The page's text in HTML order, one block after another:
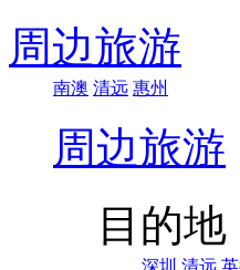
周边旅游
南澳 清远 惠州
周边旅游
目的地
深圳 清远